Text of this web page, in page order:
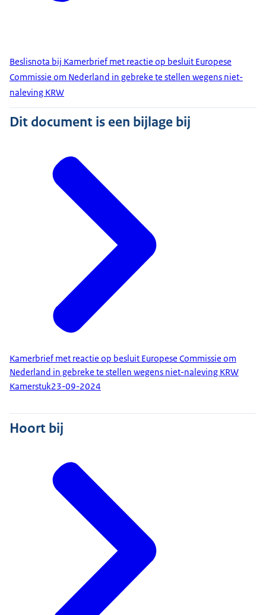
Beslisnota bij Kamerbrief met reactie op besluit Europese
Commissie om Nederland in gebreke te stellen wegens niet-
naleving KRW
Dit document is een bijlage bij
Kamerbrief met reactie op besluit Europese Commissie om
Nederland in gebreke te stellen wegens niet-naleving KRW
Kamerstuk23-09-2024
Hoort bij